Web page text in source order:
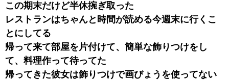
この期末だけど半休捥ぎ取った
レストランはちゃんと時間が読める今週末に行くこ
とにしてる
帰って来て部屋を片付けて、簡単な飾りつけをし
て、料理作って待ってた
帰ってきた彼女は飾りつけで画びょうを使ってない